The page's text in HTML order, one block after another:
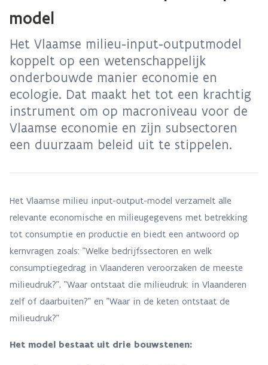
model
Het Vlaamse milieu-input-outputmodel
koppelt op een wetenschappelijk
onderbouwde manier economie en
ecologie. Dat maakt het tot een krachtig
instrument om op macroniveau voor de
Vlaamse economie en zijn subsectoren
een duurzaam beleid uit te stippelen.
Het Vlaamse milieu input-output-model verzamelt alle
relevante economische en milieugegevens met betrekking
tot consumptie en productie en biedt een antwoord op
kernvragen zoals: "Welke bedrijfssectoren en welk
consumptiegedrag in Vlaanderen veroorzaken de meeste
milieudruk?", "Waar ontstaat die milieudruk: in Vlaanderen
zelf of daarbuiten?" en "Waar in de keten ontstaat de
milieudruk?"
Het model bestaat uit drie bouwstenen: